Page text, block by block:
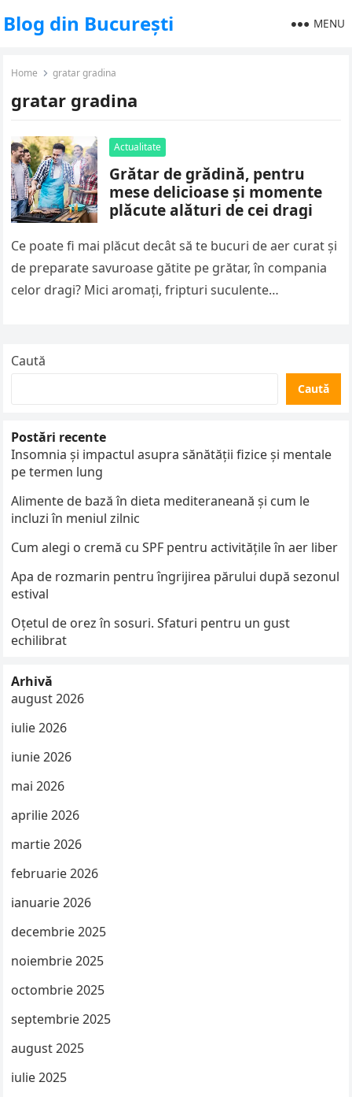
Blog din București MENU
Home gratar gradina
gratar gradina
Actualitate
Grătar de grădină, pentru
mese delicioase și momente
plăcute alături de cei dragi
Ce poate fi mai plăcut decât să te bucuri de aer curat și
de preparate savuroase gătite pe grătar, în compania
celor dragi? Mici aromați, fripturi suculente…
Caută
Caută
Postări recente
Insomnia și impactul asupra sănătății fizice și mentale
pe termen lung
Alimente de bază în dieta mediteraneană și cum le
incluzi în meniul zilnic
Cum alegi o cremă cu SPF pentru activitățile în aer liber
Apa de rozmarin pentru îngrijirea părului după sezonul
estival
Oțetul de orez în sosuri. Sfaturi pentru un gust
echilibrat
Arhivă
august 2026
iulie 2026
iunie 2026
mai 2026
aprilie 2026
martie 2026
februarie 2026
ianuarie 2026
decembrie 2025
noiembrie 2025
octombrie 2025
septembrie 2025
august 2025
iulie 2025